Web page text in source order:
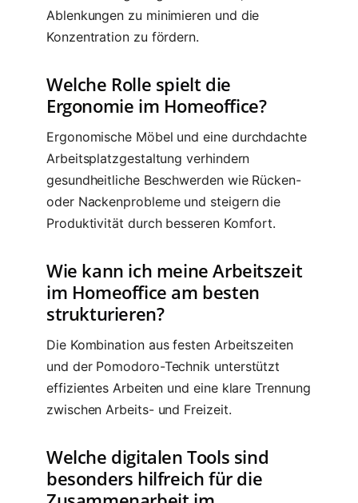
Ablenkungen zu minimieren und die
Konzentration zu fördern.
Welche Rolle spielt die
Ergonomie im Homeoffice?
Ergonomische Möbel und eine durchdachte
Arbeitsplatzgestaltung verhindern
gesundheitliche Beschwerden wie Rücken-
oder Nackenprobleme und steigern die
Produktivität durch besseren Komfort.
Wie kann ich meine Arbeitszeit
im Homeoffice am besten
strukturieren?
Die Kombination aus festen Arbeitszeiten
und der Pomodoro-Technik unterstützt
effizientes Arbeiten und eine klare Trennung
zwischen Arbeits- und Freizeit.
Welche digitalen Tools sind
besonders hilfreich für die